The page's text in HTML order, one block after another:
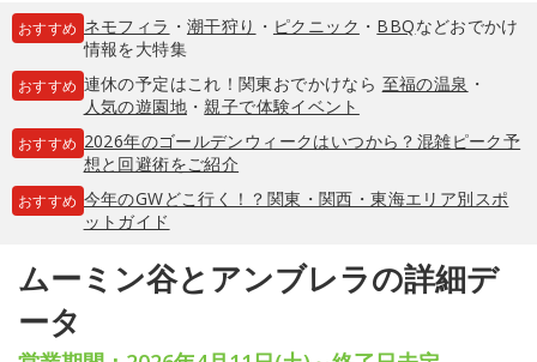
おすすめ ネモフィラ ・ 潮干狩り ・ ピクニック ・ BBQなどおでかけ
情報を大特集
おすすめ 連休の予定はこれ！関東おでかけなら 至福の温泉 ・
人気の遊園地・親子で体験イベント
おすすめ 2026年のゴールデンウィークはいつから？混雑ピーク予
想と回避術をご紹介
おすすめ 今年のGWどこ行く！？関東・関西・東海エリア別スポ
ットガイド
ムーミン谷とアンブレラの詳細デ
ータ